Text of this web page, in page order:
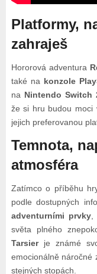
Platformy,
zahraješ
Hororová adventura
také na konzole
na Nintendo Switch
že si hru budou moci
jejich preferovanou
Temnota,
atmosféra
Zatímco o příběhu
podle dostupných
adventurními prvky
světa plného
Tarsierje známé
emocionálně náročné
stejných stopách.